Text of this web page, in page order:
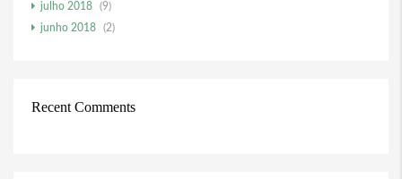
julho 2018
(9)
junho 2018
(2)
Recent Comments